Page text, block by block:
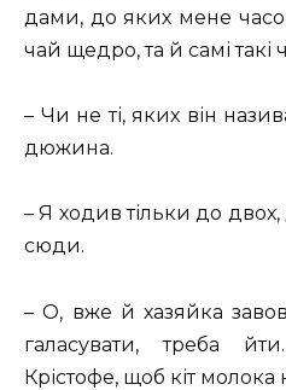
дами, до яких мене
чай щедро, та й самі такі
– Чи не ті, яких він
дюжина.
– Я ходив тільки до
сюди.
– О, вже й хазяйка
галасувати, треба
Крістофе, щоб кіт молока